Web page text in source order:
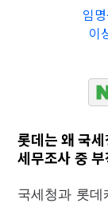
임
이
롯데는 왜 국
세무조사 중
국세청과 롯